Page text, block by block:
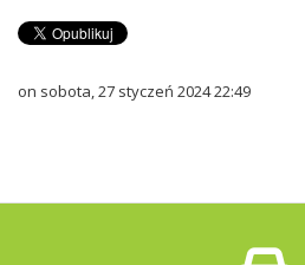
on sobota, 27 styczeń 2024 22:49